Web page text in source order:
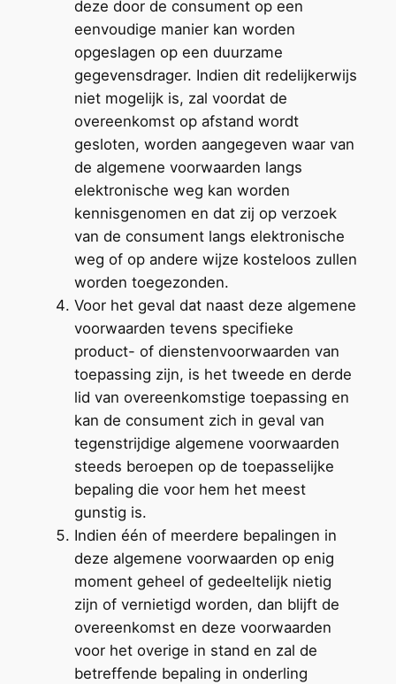
deze door de consument op een
eenvoudige manier kan worden
opgeslagen op een duurzame
gegevensdrager. Indien dit redelijkerwijs
niet mogelijk is, zal voordat de
overeenkomst op afstand wordt
gesloten, worden aangegeven waar van
de algemene voorwaarden langs
elektronische weg kan worden
kennisgenomen en dat zij op verzoek
van de consument langs elektronische
weg of op andere wijze kosteloos zullen
worden toegezonden.
Voor het geval dat naast deze algemene
voorwaarden tevens specifieke
product- of dienstenvoorwaarden van
toepassing zijn, is het tweede en derde
lid van overeenkomstige toepassing en
kan de consument zich in geval van
tegenstrijdige algemene voorwaarden
steeds beroepen op de toepasselijke
bepaling die voor hem het meest
gunstig is.
Indien één of meerdere bepalingen in
deze algemene voorwaarden op enig
moment geheel of gedeeltelijk nietig
zijn of vernietigd worden, dan blijft de
overeenkomst en deze voorwaarden
voor het overige in stand en zal de
betreffende bepaling in onderling